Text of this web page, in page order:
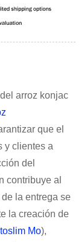
arroz konjac
que el
y clientes a
del
contribuye al
la entrega se
la creación de
Mo),